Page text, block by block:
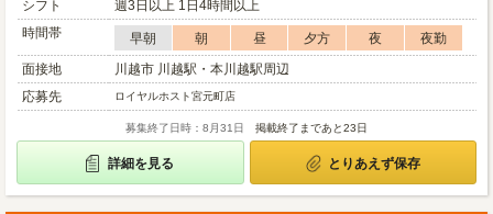
シフト
週3日以上 1日4時間以上
時間帯
早朝 朝 昼 夕方 夜
夜勤
面接地
川越市 川越駅・本川越駅周辺
応募先
ロイヤルホスト宮元町店
募集終了日時：8月31日 掲載終了まであと23日
詳細を見る とりあえず保存